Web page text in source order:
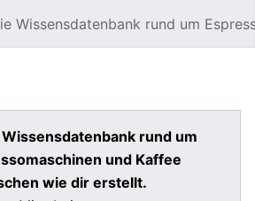
Wissensdatenbank rund um
rund um
und Kaffee
wie dir erstellt.